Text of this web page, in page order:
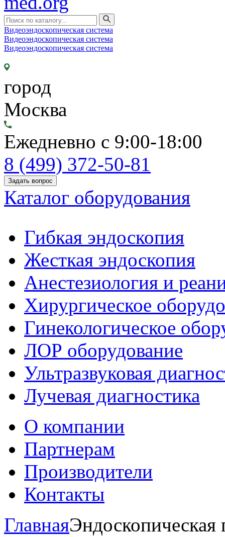
Видеоэндоскопическая система
Видеоэндоскопическая система
Видеоэндоскопическая система
город
Москва
Ежедневно с 9:00-18:00
8 (499) 372-50-81
Задать вопрос
Каталог оборудования
Гибкая эндоскопия
Жесткая эндоскопия
Анестезиология и
Хирургическое
Гинекологическое
ЛОР оборудование
Ультразвуковая
Лучевая диагностика
О компании
Партнерам
Производители
Контакты
Главная